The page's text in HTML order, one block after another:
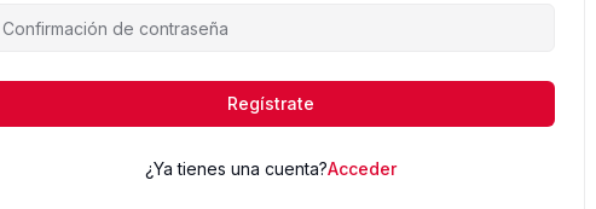
Regístrate
¿Ya tienes una cuenta?Acceder